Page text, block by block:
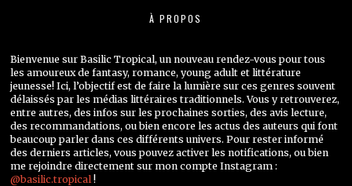
À PROPOS
Bienvenue sur Basilic Tropical, un nouveau rendez-vous pour tous
les amoureux de fantasy, romance, young adult et littérature
jeunesse! Ici, l’objectif est de faire la lumière sur ces genres souvent
délaissés par les médias littéraires traditionnels. Vous y retrouverez,
entre autres, des infos sur les prochaines sorties, des avis lecture,
des recommandations, ou bien encore les actus des auteurs qui font
beaucoup parler dans ces différents univers. Pour rester informé
des derniers articles, vous pouvez activer les notifications, ou bien
me rejoindre directement sur mon compte Instagram :
@basilic.tropical !